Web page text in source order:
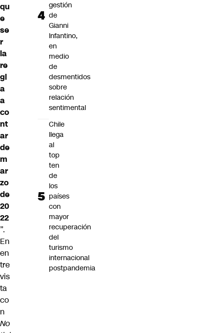
qu
e
se
r
la
re
gl
a
a
co
nt
ar
de
m
ar
zo
de
20
22
”.
En
en
tre
vis
ta
co
n
No
gestión
de
Gianni
Infantino,
en
medio
de
desmentidos
sobre
relación
sentimental
Chile
llega
al
top
ten
de
los
países
con
mayor
recuperación
del
turismo
internacional
postpandemia